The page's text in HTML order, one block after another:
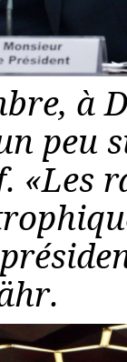
à
peu
«Les